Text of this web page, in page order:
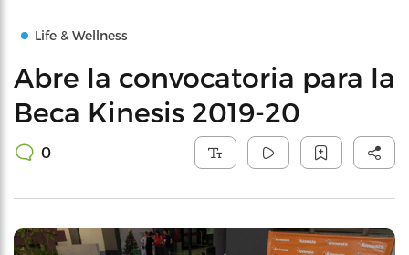
Life & Wellness
Abre la convocatoria para la
Beca Kinesis 2019-20
0